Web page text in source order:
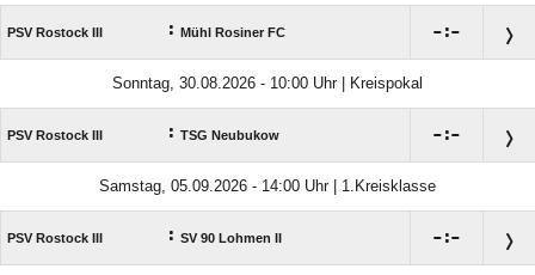
PSV Rostock III : Mühl Rosiner FC :
Sonntag, 30.08.2026 - 10:00 Uhr | Kreispokal
PSV Rostock III : TSG Neubukow :
Samstag, 05.09.2026 - 14:00 Uhr | 1.Kreisklasse
PSV Rostock III : SV 90 Lohmen II :